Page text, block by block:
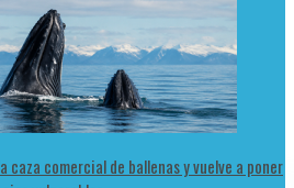
caza comercial de ballenas y vuelve a poner